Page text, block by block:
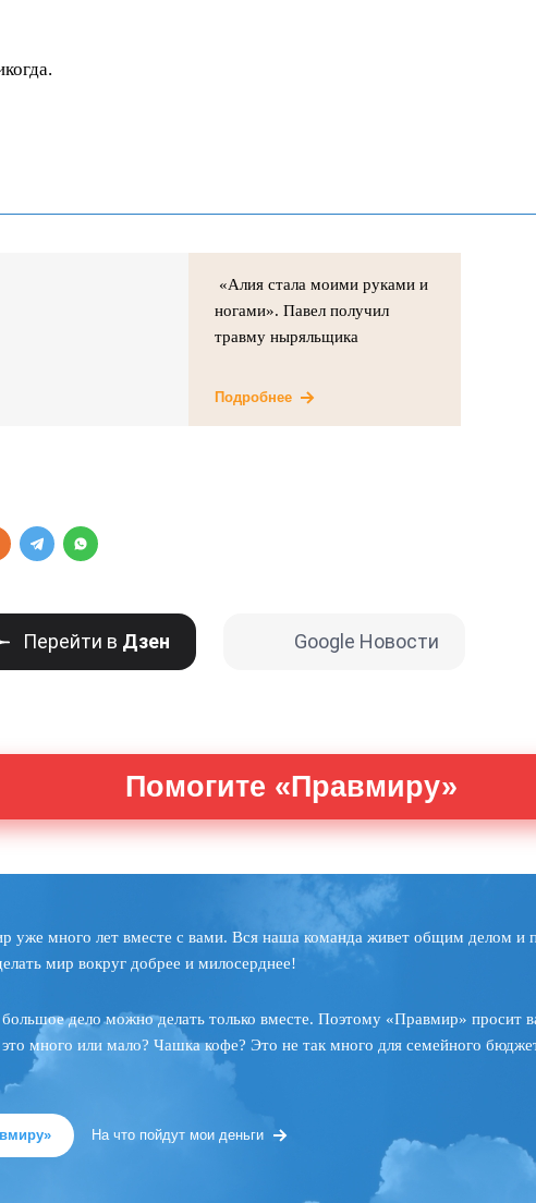
«Алия стала моими руками и
ногами». Павел получил
травму ныряльщика
Подробнее
Перейти в Дзен Google Новости
Помогите «Правмиру»
уже много лет вместе с вами. Вся наша команда живет общим делом и
мир вокруг добрее и милосерднее!
дело можно делать только вместе. Поэтому «Правмир» просит
много или мало? Чашка кофе? Это не так много для семейного
На что пойдут мои деньги